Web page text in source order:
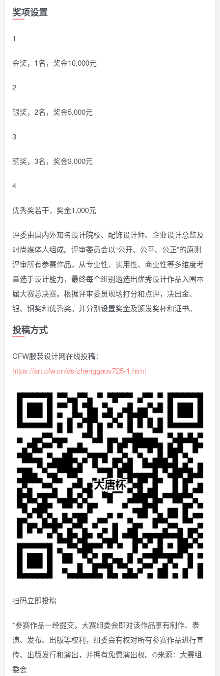
奖项设置
1
金奖，1名，奖金10,000元
2
银奖，2名，奖金5,000元
3
铜奖，3名，奖金3,000元
4
优秀奖若干，奖金1,000元
评委由国内外知名设计院校、配饰设计师、企业设计总监及
时尚媒体人组成。评审委员会以“公开、公平、公正”的原则
评审所有参赛作品，从专业性、实用性、商业性等多维度考
量选手设计能力，最终每个组别遴选出优秀设计作品入围本
届大赛总决赛。根据评审委员现场打分和点评，决出金、
银、铜奖和优秀奖。并分别设置奖金及颁发奖杯和证书。
投稿方式
CFW服装设计网在线投稿：
https://art.cfw.cn/ds/zhenggaov725-1.html
扫码立即投稿
*参赛作品一经提交，大赛组委会即对该作品享有制作、表
演、发布、出版等权利，组委会有权对所有参赛作品进行宣
传、出版发行和演出，并拥有免费演出权。©来源：大赛组
委会